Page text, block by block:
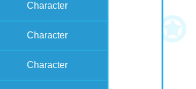
Character
Character
Character